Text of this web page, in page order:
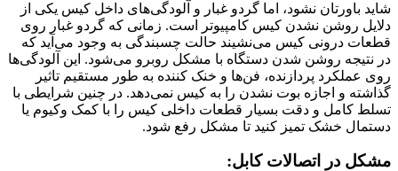
شاید باورتان نشود، اما گردو غبار و آلودگی‌های داخل کیس یکی از
دلایل روشن نشدن کیس کامپیوتر است. زمانی که گردو غبار روی
قطعات درونی کیس می‌نشیند حالت چسبندگی به وجود می‌آید که
در نتیجه روشن شدن دستگاه با مشکل روبرو می‌شود. این آلودگی‌ها
روی عملکرد پردازنده، فن‌‌ها و خنک کننده به طور مستقیم تاثیر
گذاشته و اجازه بوت نشدن را به کیس نمی‌دهد. در چنین شرایطی با
تسلط کامل و دقت بسیار قطعات داخلی کیس را با کمک وکیوم یا
دستمال خشک تمیز کنید تا مشکل رفع شود.
مشکل در اتصالات کابل: